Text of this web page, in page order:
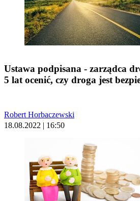
Ustawa podpisana - zarządca
5 lat ocenić, czy droga jest
Robert Horbaczewski
18.08.2022 | 16:50